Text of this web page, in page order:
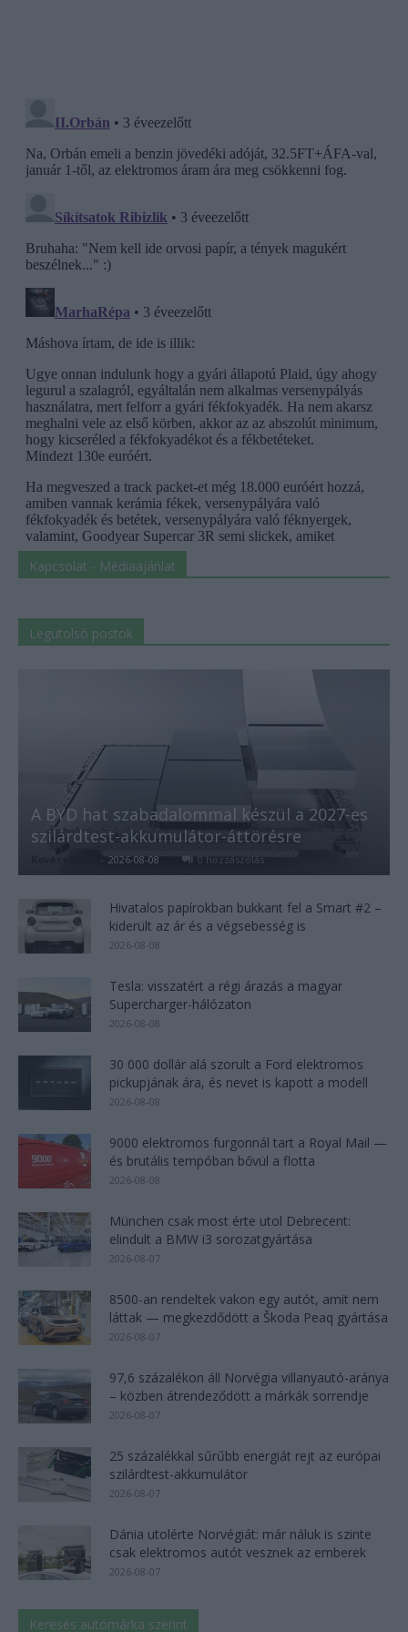
Kapcsolat - Médiaajánlat
Legutolsó postok
A BYD hat szabadalommal készül a 2027-es
szilárdtest-akkumulátor-áttörésre
- 2026-08-08 0 hozzászólás
Hivatalos papírokban bukkant fel a Smart #2 –
kiderült az ár és a végsebesség is
2026-08-08
Tesla: visszatért a régi árazás a magyar
Supercharger-hálózaton
2026-08-08
30 000 dollár alá szorult a Ford elektromos
pickupjának ára, és nevet is kapott a modell
2026-08-08
9000 elektromos furgonnál tart a Royal Mail —
és brutális tempóban bővül a flotta
2026-08-08
München csak most érte utol Debrecent:
elindult a BMW i3 sorozatgyártása
2026-08-07
8500-an rendeltek vakon egy autót, amit nem
láttak — megkezdődött a Škoda Peaq gyártása
2026-08-07
97,6 százalékon áll Norvégia villanyautó-aránya
– közben átrendeződött a márkák sorrendje
2026-08-07
25 százalékkal sűrűbb energiát rejt az európai
szilárdtest-akkumulátor
2026-08-07
Dánia utolérte Norvégiát: már náluk is szinte
csak elektromos autót vesznek az emberek
2026-08-07
Keresés autómárka szerint